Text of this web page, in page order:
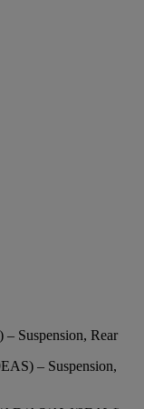
Suspension, Rear
– Suspension,